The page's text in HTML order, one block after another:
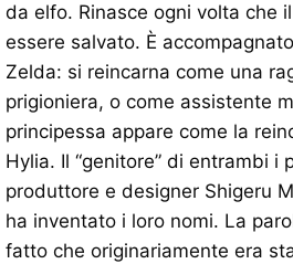
da elfo. Rinasce ogni volta che
essere salvato. È
Zelda: si reincarna come una
prigioniera, o come assistente
principessa appare come la
Hylia. Il “genitore” di entrambi i
produttore e designer Shigeru
ha inventato i loro nomi. La
fatto che originariamente era